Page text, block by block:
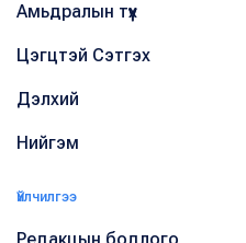
Амьдралын түүх
Цэгцтэй Сэтгэх
Дэлхий
Нийгэм
Үйлчилгээ